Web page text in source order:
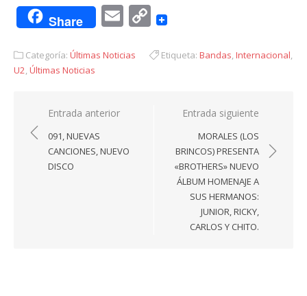
Share EmailCopy
Categoría: Últimas Noticias Etiqueta: Bandas,Internacional,
U2,Últimas Noticias
Navegación
de
entradas
Entrada anterior
091, NUEVAS
CANCIONES, NUEVO
DISCO
Entrada siguiente
MORALES (LOS
BRINCOS) PRESENTA
«BROTHERS» NUEVO
ÁLBUM HOMENAJE A
SUS HERMANOS:
JUNIOR, RICKY,
CARLOS Y CHITO.